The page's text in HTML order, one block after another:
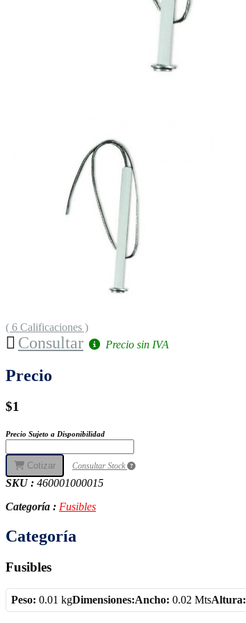
( 6 Calificaciones )
Consultar Precio sin IVA
Precio
$1
Precio Sujeto a Disponibilidad
Cotizar Consultar Stock
SKU : 460001000015
Categoría : Fusibles
Categoría
Fusibles
Peso: 0.01 kgDimensiones:Ancho: 0.02 MtsAltura: